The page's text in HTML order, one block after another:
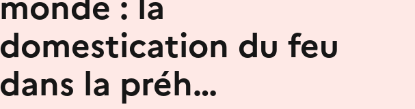
domestication du feu
dans la préh…